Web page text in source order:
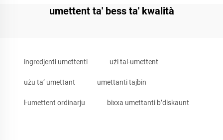
umettent ta' bess ta' kwalità
ingredjenti umettenti użi tal-umettent
użu ta’ umettant umettanti tajbin
l-umettent ordinarju bixxa umettanti b’diskaunt